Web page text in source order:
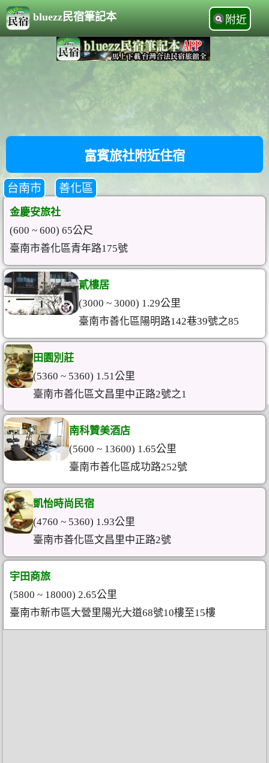
bluezz民宿筆記本 附近
富賓旅社附近住宿
台南市 善化區
金慶安旅社
(600 ~ 600) 65公尺
臺南市善化區青年路175號
貳樓居
(3000 ~ 3000) 1.29公里
臺南市善化區陽明路142巷39號之85
田園別莊
(5360 ~ 5360) 1.51公里
臺南市善化區文昌里中正路2號之1
南科贊美酒店
(5600 ~ 13600) 1.65公里
臺南市善化區成功路252號
凱怡時尚民宿
(4760 ~ 5360) 1.93公里
臺南市善化區文昌里中正路2號
宇田商旅
(5800 ~ 18000) 2.65公里
臺南市新市區大營里陽光大道68號10樓至15樓